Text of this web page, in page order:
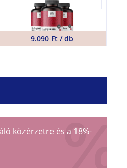
9.090 Ft / db
közérzetre és a 18%-